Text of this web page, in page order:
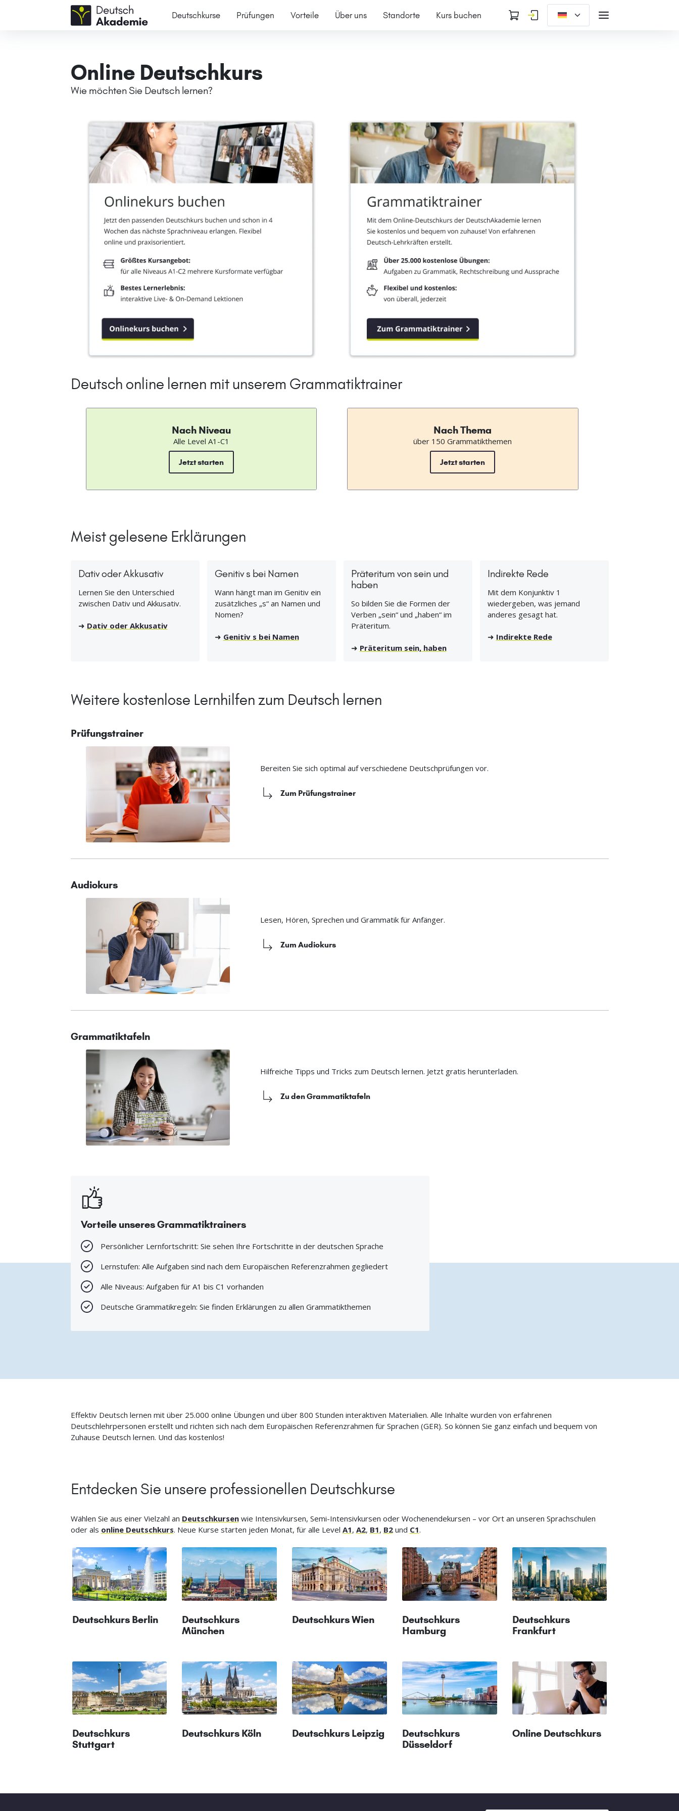
Deutschkurse Prüfungen Vorteile Über uns Standorte Kurs buchen
Online Deutschkurs
Wie möchten Sie Deutsch lernen?
Deutsch online lernen mit unserem Grammatiktrainer
Nach Niveau
Alle Level A1-C1
Jetzt starten
Nach Thema
über 150 Grammatikthemen
Jetzt starten
Meist gelesene Erklärungen
Dativ oder Akkusativ
Lernen Sie den Unterschied
zwischen Dativ und Akkusativ.
➜ Dativ oder Akkusativ
Genitiv s bei Namen
Wann hängt man im Genitiv ein
zusätzliches „s“ an Namen und
Nomen?
➜ Genitiv s bei Namen
Präteritum von sein und
haben
So bilden Sie die Formen der
Verben „sein“ und „haben“ im
Präteritum.
➜ Präteritum sein, haben
Indirekte Rede
Mit dem Konjunktiv 1
wiedergeben, was jemand
anderes gesagt hat.
➜ Indirekte Rede
Weitere kostenlose Lernhilfen zum Deutsch lernen
Prüfungstrainer
Bereiten Sie sich optimal auf verschiedene Deutschprüfungen vor.
Zum Prüfungstrainer
Audiokurs
Lesen, Hören, Sprechen und Grammatik für Anfänger.
Zum Audiokurs
Grammatiktafeln
Hilfreiche Tipps und Tricks zum Deutsch lernen. Jetzt gratis herunterladen.
Zu den Grammatiktafeln
Vorteile unseres Grammatiktrainers
Persönlicher Lernfortschritt: Sie sehen Ihre Fortschritte in der deutschen Sprache
Lernstufen: Alle Aufgaben sind nach dem Europäischen Referenzrahmen gegliedert
Alle Niveaus: Aufgaben für A1 bis C1 vorhanden
Deutsche Grammatikregeln: Sie finden Erklärungen zu allen Grammatikthemen
Effektiv Deutsch lernen mit über 25.000 online Übungen und über 800 Stunden interaktiven Materialien. Alle Inhalte wurden von erfahrenen
Deutschlehrpersonen erstellt und richten sich nach dem Europäischen Referenzrahmen für Sprachen (GER). So können Sie ganz einfach und bequem von
Zuhause Deutsch lernen. Und das kostenlos!
Entdecken Sie unsere professionellen Deutschkurse
Wählen Sie aus einer Vielzahl an Deutschkursenwie Intensivkursen, Semi-Intensivkursen oder Wochenendekursen – vor Ort an unseren Sprachschulen
oder als online Deutschkurs. Neue Kurse starten jeden Monat, für alle Level A1, A2, B1, B2und C1.
Deutschkurs Berlin
Deutschkurs
München
Deutschkurs Wien
Deutschkurs
Hamburg
Deutschkurs
Frankfurt
Deutschkurs
Stuttgart
Deutschkurs Köln Deutschkurs Leipzig
Deutschkurs
Düsseldorf
Online Deutschkurs